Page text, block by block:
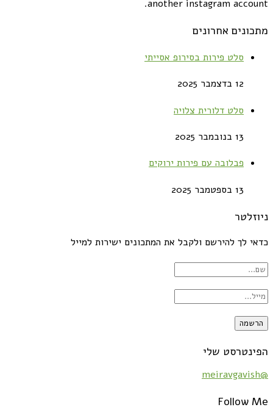
another instagram account.
מתכונים אחרונים
סלט פירות בסירופ אסייתי
12 בדצמבר 2025
סלט דלורית צלויה
13 בנובמבר 2025
פבלובה עם פירות ירוקים
13 בספטמבר 2025
ניוזלטר
כדאי לך להירשם ולקבל את המתכונים ישירות למייל
הפינטרסט שלי
@meiravgavish
Follow Me